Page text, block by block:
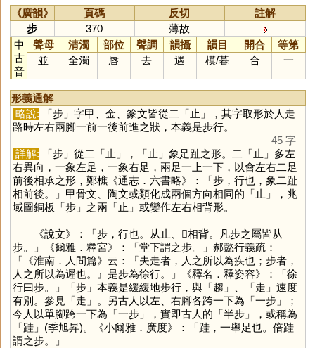
《廣韻》 頁碼 反切
註解
步
370
薄故
中
古
音
聲母 清濁 部位 聲調 韻攝 韻目 開合
等第
並
全濁 唇 去 遇 模/暮 合 一
形義通解
略說: 「步」字甲、金、篆文皆從二「止 」，其字取形於人走
路時左右兩腳一前一後前進之狀，本義是步行。
45 字
詳解: 「步」從二「止 」，「止 」象足趾之形。二「止 」多左
右異向，一象左足，一象右足，兩足一上一下，以會左右二足
前後相承之形，鄭樵《通志．六書略》：「步，行也，象二趾
相前後。」甲骨文、陶文或類化成兩個方向相同的「止 」，兆
域圖銅板「步」之兩「止 」或變作左右相背形。
《說文》：「步，行也。从止、𣥂相背。凡步之屬皆从
步。」《爾雅．釋宮》：「堂下謂之步。」郝懿行義疏：
「《淮南．人間篇》云：『夫走者，人之所以為疾也；步者，
人之所以為遲也。』是步為徐行。」《釋名．釋姿容》：「徐
行曰步。」「步」本義是緩緩地步行，與「趨 」、「走 」速度
有別。參見「走 」。另古人以左、右腳各跨一下為「一步」；
今人以單腳跨一下為「一步」，實即古人的「半步」，或稱為
「跬」(季旭昇)。《小爾雅．廣度》：「跬，一舉足也。倍跬
謂之步。」